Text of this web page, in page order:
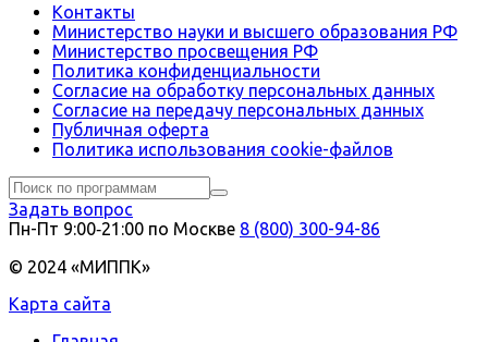
Контакты
Министерство науки и высшего образования РФ
Министерство просвещения РФ
Политика конфиденциальности
Согласие на обработку персональных данных
Согласие на передачу персональных данных
Публичная оферта
Политика использования сookie-файлов
Задать вопрос
Пн-Пт 9:00‑21:00 по Москве 8 (800) 300-94-86
© 2024 «МИППК»
Карта сайта